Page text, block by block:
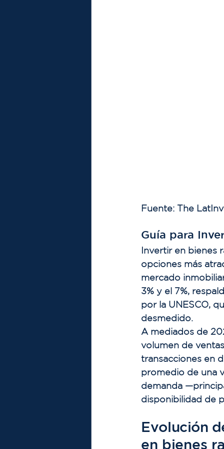
Fuente: The
Guía para
Invertir en bienes
opciones más
mercado
3% y el 7%,
por la UNESCO,
desmedido.
A mediados de
volumen de
transacciones en
promedio de una
demanda
disponibilidad de
Evolución
en bienes